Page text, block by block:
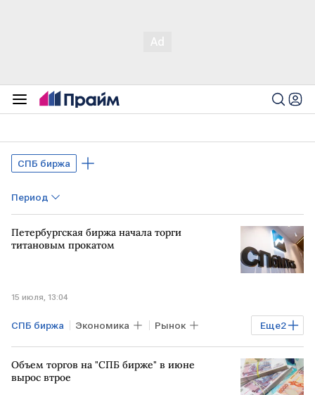
СПБ биржа
Период
Петербургская биржа начала торги
титановым прокатом
15 июля, 13:04
Еще2
СПБ биржа Экономика Рынок
Торги титан
Объем торгов на "СПБ бирже" в июне
вырос втрое